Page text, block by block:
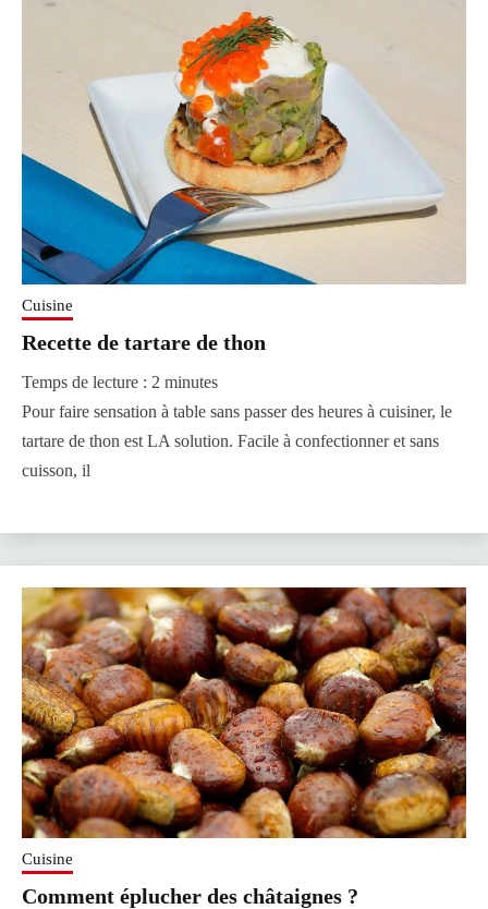
Cuisine
Recette de tartare de thon
Temps de lecture : 2 minutes
Pour faire sensation à table sans passer des heures à cuisiner, le
tartare de thon est LA solution. Facile à confectionner et sans
cuisson, il
Cuisine
Comment éplucher des châtaignes ?